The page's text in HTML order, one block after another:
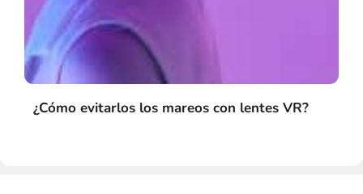
¿Cómo evitarlos los mareos con lentes VR?